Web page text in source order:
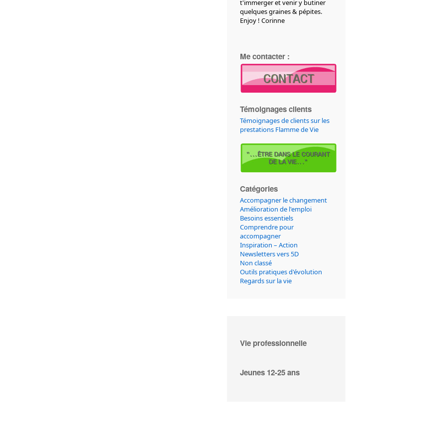
t'immerger et venir y butiner
quelques graines & pépites.
Enjoy ! Corinne
Me contacter :
Témoignages clients
Témoignages de clients sur les
prestations Flamme de Vie
Catégories
Accompagner le changement
Amélioration de l'emploi
Besoins essentiels
Comprendre pour
accompagner
Inspiration – Action
Newsletters vers 5D
Non classé
Outils pratiques d'évolution
Regards sur la vie
Vie professionnelle
Jeunes 12-25 ans